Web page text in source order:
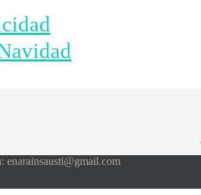
enarainsausti@gmail.com